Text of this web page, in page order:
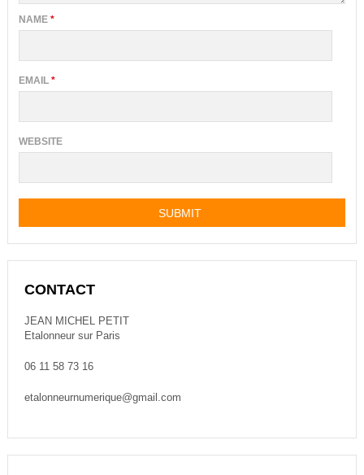
NAME *
EMAIL *
WEBSITE
CONTACT
JEAN MICHEL PETIT
Etalonneur sur Paris
06 11 58 73 16
etalonneurnumerique@gmail.com